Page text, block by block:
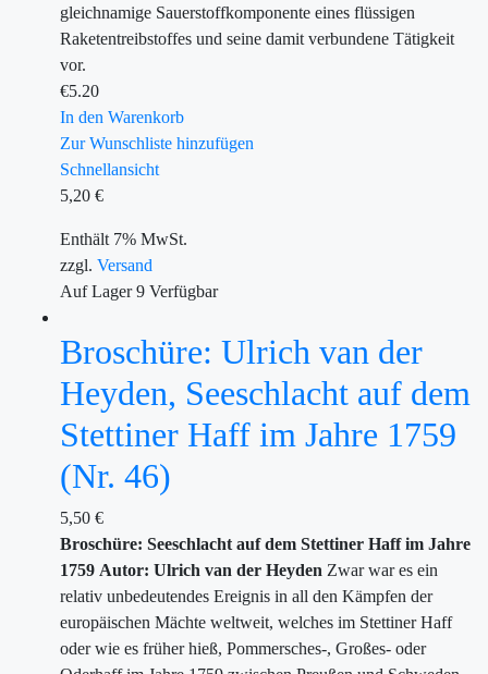
gleichnamige Sauerstoffkomponente eines flüssigen
Raketentreibstoffes und seine damit verbundene Tätigkeit
vor.
€5.20
In den Warenkorb
Zur Wunschliste hinzufügen
Schnellansicht
5,20 €
Enthält 7% MwSt.
zzgl. Versand
Auf Lager9 Verfügbar
Broschüre: Ulrich van der
Heyden, Seeschlacht auf dem
Stettiner Haff im Jahre 1759
(Nr. 46)
5,50 €
Broschüre: Seeschlacht auf dem Stettiner Haff im Jahre
1759 Autor: Ulrich van der Heyden Zwar war es ein
relativ unbedeutendes Ereignis in all den Kämpfen der
europäischen Mächte weltweit, welches im Stettiner Haff
oder wie es früher hieß, Pommersches-, Großes- oder